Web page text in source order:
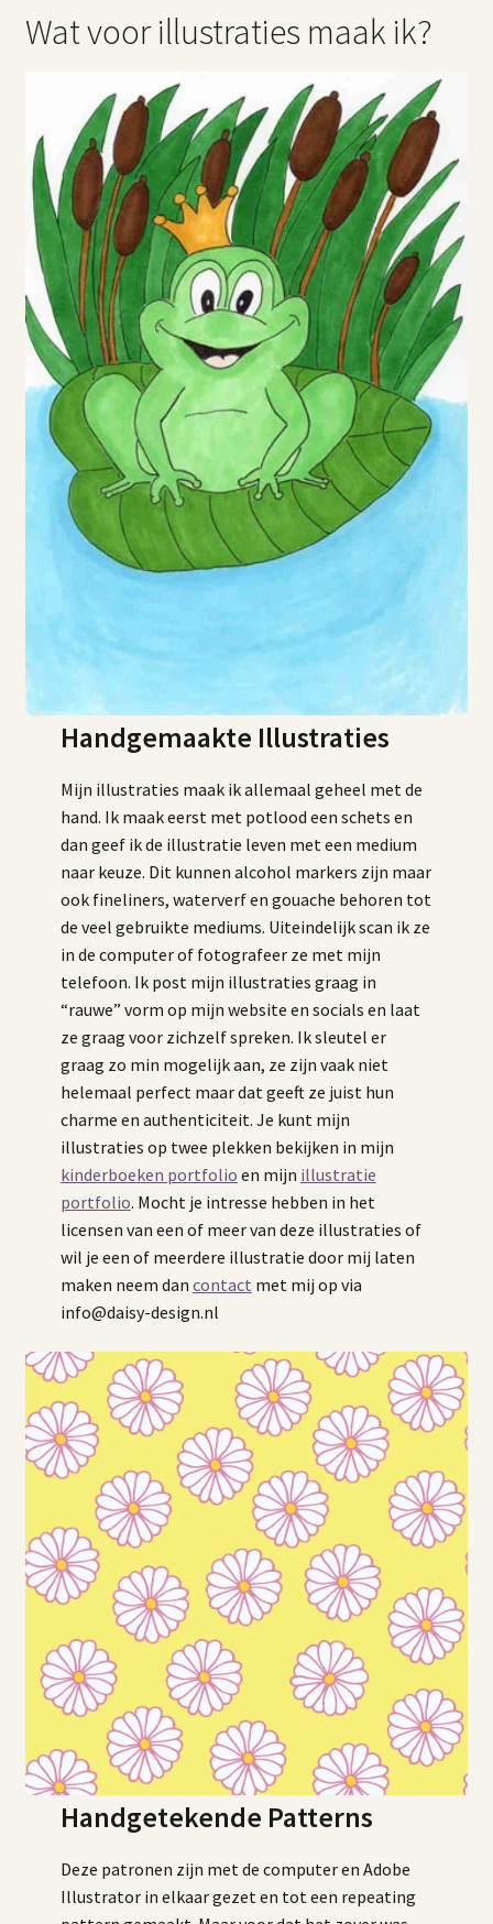
Wat voor illustraties maak ik?
Handgemaakte Illustraties
Mijn illustraties maak ik allemaal geheel met de
hand. Ik maak eerst met potlood een schets en
dan geef ik de illustratie leven met een medium
naar keuze. Dit kunnen alcohol markers zijn maar
ook fineliners, waterverf en gouache behoren tot
de veel gebruikte mediums. Uiteindelijk scan ik ze
in de computer of fotografeer ze met mijn
telefoon. Ik post mijn illustraties graag in
“rauwe” vorm op mijn website en socials en laat
ze graag voor zichzelf spreken. Ik sleutel er
graag zo min mogelijk aan, ze zijn vaak niet
helemaal perfect maar dat geeft ze juist hun
charme en authenticiteit. Je kunt mijn
illustraties op twee plekken bekijken in mijn
kinderboeken portfolio en mijn illustratie
portfolio. Mocht je intresse hebben in het
licensen van een of meer van deze illustraties of
wil je een of meerdere illustratie door mij laten
maken neem dan contact met mij op via
info@daisy-design.nl
Handgetekende Patterns
Deze patronen zijn met de computer en Adobe
Illustrator in elkaar gezet en tot een repeating